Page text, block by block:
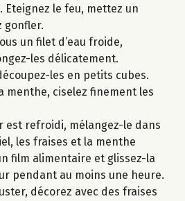
Eteignez le feu, mettez un
gonfler.
un filet d’eau froide,
les délicatement.
les en petits cubes.
menthe, ciselez finement les
est refroidi, mélangez-le dans
les fraises et la menthe
film alimentaire et glissez-la
pendant au moins une heure.
décorez avec des fraises